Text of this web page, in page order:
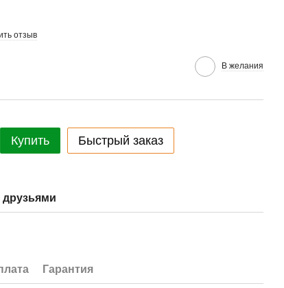
отзыв
В желания
Купить Быстрый заказ
друзьями
Гарантия